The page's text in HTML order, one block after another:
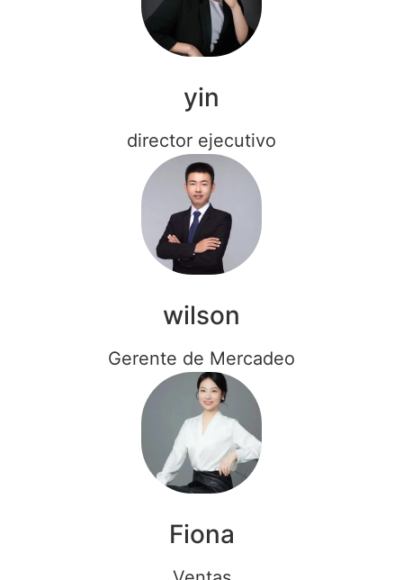
yin
director ejecutivo
wilson
Gerente de Mercadeo
Fiona